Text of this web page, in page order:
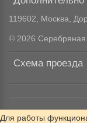
119602, Москва,
© 2026
Схема проезда
Для работы